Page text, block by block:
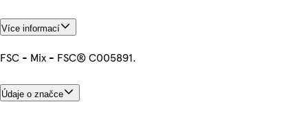
Více informací
FSC - Mix - FSC® C005891.
Údaje o značce